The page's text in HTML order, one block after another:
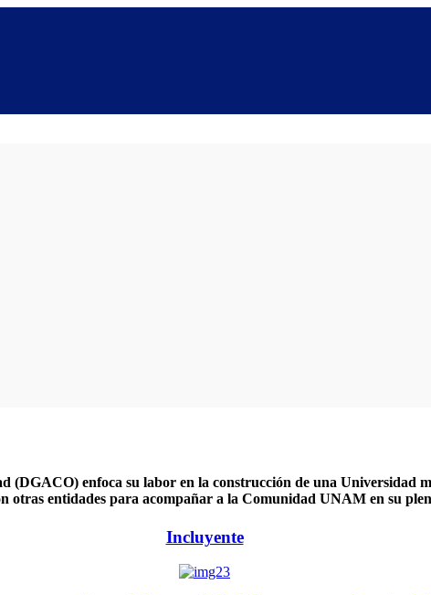
(DGACO) enfoca su labor en la construcción de una Universidad
otras entidades para acompañar a la Comunidad UNAM en su
Incluyente